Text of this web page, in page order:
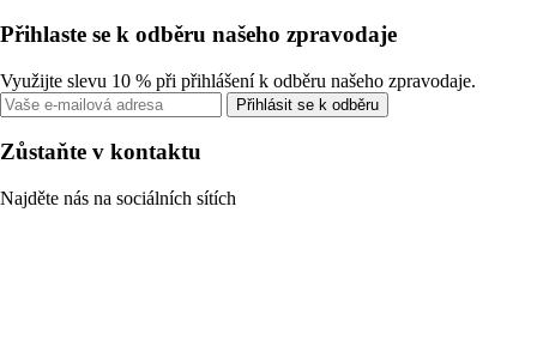
Přihlaste se k odběru našeho zpravodaje
Využijte slevu 10 % při přihlášení k odběru našeho zpravodaje.
Přihlásit se k odběru
Zůstaňte v kontaktu
Najděte nás na sociálních sítích